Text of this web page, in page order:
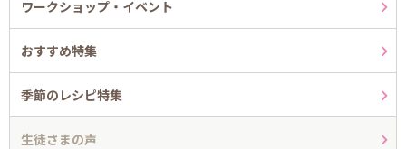
ワークショップ・イベント
おすすめ特集
季節のレシピ特集
生徒さまの声